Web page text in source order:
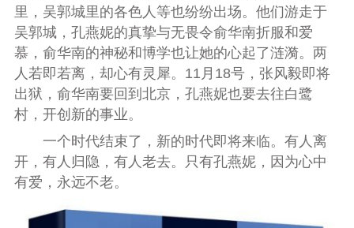
里，吴郭城里的各色人等也纷纷出场。他们游走于
吴郭城，孔燕妮的真挚与无畏令俞华南折服和爱
慕，俞华南的神秘和博学也让她的心起了涟漪。两
人若即若离，却心有灵犀。11月18号，张风毅即将
出狱，俞华南要回到北京，孔燕妮也要去往白鹭
村，开创新的事业。
一个时代结束了，新的时代即将来临。有人离
开，有人归隐，有人老去。只有孔燕妮，因为心中
有爱，永远不老。